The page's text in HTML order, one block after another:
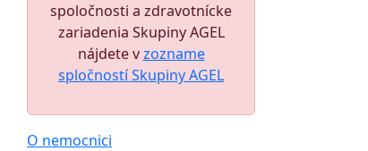
spoločnosti a zdravotnícke
zariadenia Skupiny AGEL
nájdete vzozname
spločností Skupiny AGEL
O nemocnici